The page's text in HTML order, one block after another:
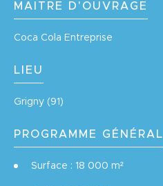
MAITRE D'OUVRAGE
Coca Cola Entreprise
LIEU
Grigny (91)
PROGRAMME GÉNÉRAL
Surface : 18 000 m²